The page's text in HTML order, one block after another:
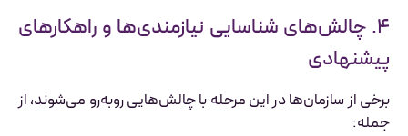
۴. چالش‌های شناسایی نیازمندی‌ها و راهکارهای
پیشنهادی
برخی از سازمان‌ها در این مرحله با چالش‌هایی روبه‌رو می‌شوند، از
جمله: